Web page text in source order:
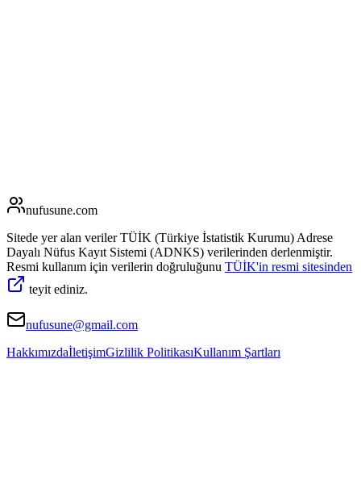
nufusune.com
Sitede yer alan veriler TÜİK (Türkiye İstatistik Kurumu) Adrese
Dayalı Nüfus Kayıt Sistemi (ADNKS) verilerinden derlenmiştir.
Resmi kullanım için verilerin doğruluğunu TÜİK'in resmi sitesinden
teyit ediniz.
nufusune@gmail.com
HakkımızdaİletişimGizlilik PolitikasıKullanım Şartları